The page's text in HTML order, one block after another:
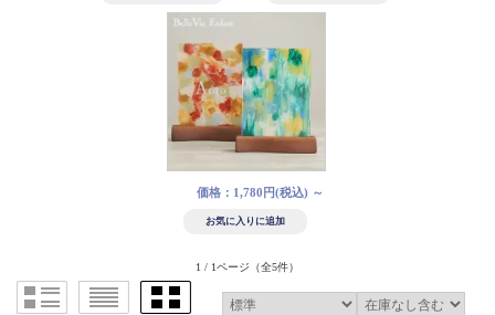
価格：1,780円(税込) ～
1 / 1ページ （全5件）